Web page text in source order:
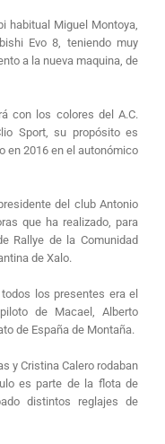
habitual Miguel Montoya,
Evo 8, teniendo muy
a la nueva maquina, de
con los colores del A.C.
Sport, su propósito es
en 2016 en el autonómico
del club Antonio
que ha realizado, para
Rallye de la Comunidad
de Xalo.
los presentes era el
de Macael, Alberto
de España de Montaña.
y Cristina Calero rodaban
es parte de la flota de
distintos reglajes de